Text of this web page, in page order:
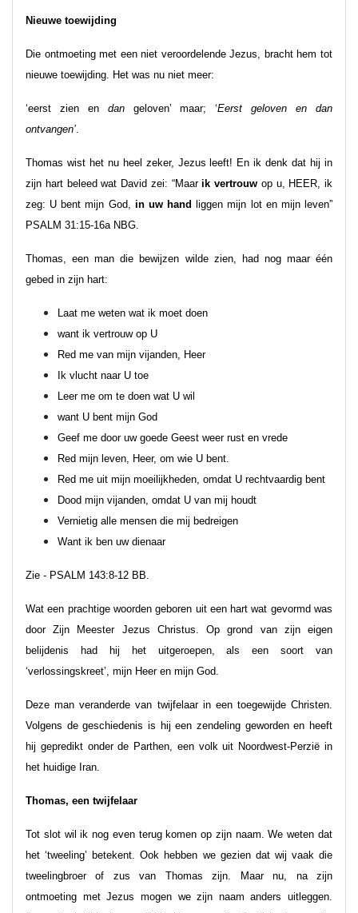
Nieuwe toewijding
Die ontmoeting met een niet veroordelende Jezus, bracht hem tot
nieuwe toewijding. Het was nu niet meer:
‘eerst zien en dangeloven’ maar; ‘Eerst geloven en dan
ontvangen’.
Thomas wist het nu heel zeker, Jezus leeft! En ik denk dat hij in
zijn hart beleed wat David zei: “Maarik vertrouw op u, HEER, ik
zeg: U bent mijn God, in uw hand
liggen mijn lot en mijn leven”
PSALM 31:15-16a NBG.
Thomas, een man die bewijzen wilde zien, had nog maar één
gebed in zijn hart:
Laat me weten wat ik moet doen
want ik vertrouw op U
Red me van mijn vijanden, Heer
Ik vlucht naar U toe
Leer me om te doen wat U wil
want U bent mijn God
Geef me door uw goede Geest weer rust en vrede
Red mijn leven, Heer, om wie U bent.
Red me uit mijn moeilijkheden, omdat U rechtvaardig bent
Dood mijn vijanden, omdat U van mij houdt
Vernietig alle mensen die mij bedreigen
Want ik ben uw dienaar
Zie - PSALM 143:8-12 BB.
Wat een prachtige woorden geboren uit een hart wat gevormd was
door Zijn Meester Jezus Christus. Op grond van zijn eigen
belijdenis had hij het uitgeroepen, als een soort van
‘verlossingskreet’, mijn Heer en mijn God.
Deze man veranderde van twijfelaar in een toegewijde Christen.
Volgens de geschiedenis is hij een zendeling geworden en heeft
hij gepredikt onder de Parthen, een volk uit Noordwest-Perzië in
het huidige Iran.
Thomas, een twijfelaar
Tot slot wil ik nog even terug komen op zijn naam. We weten dat
het ‘tweeling’ betekent. Ook hebben we gezien dat wij vaak die
tweelingbroer of zus van Thomas zijn. Maar nu, na zijn
ontmoeting met Jezus mogen we zijn naam anders uitleggen.